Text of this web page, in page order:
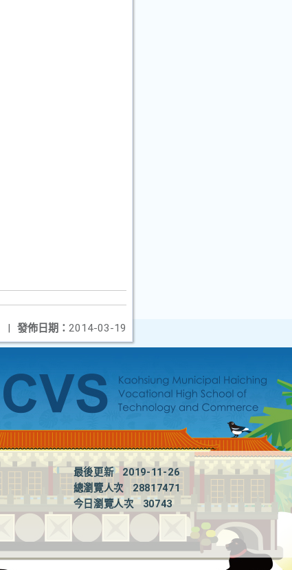
發佈日期： 2014-03-19
|
最後更新
2019-11-26
總瀏覽人次
28817471
今日瀏覽人次
30743